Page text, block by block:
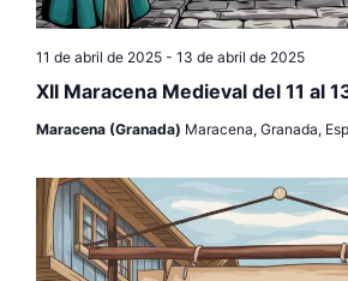
XII Maracena Medieval del 11 al
11 de abril de 2025- 13 de abril de 2025
Maracena (Granada) Maracena, Granada,